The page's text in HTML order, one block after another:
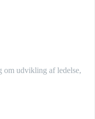
om udvikling af ledelse,